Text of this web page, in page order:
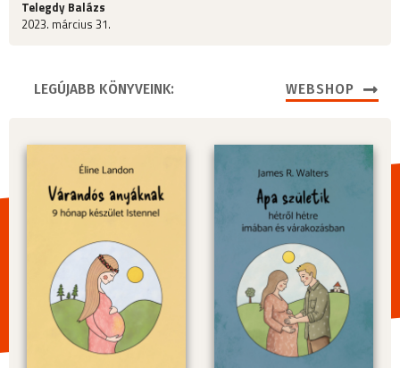
Telegdy Balázs
2023. március 31.
LEGÚJABB KÖNYVEINK: WEBSHOP